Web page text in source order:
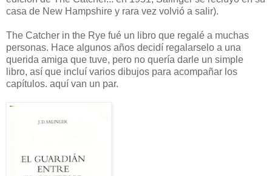
casa de New Hampshire y rara vez volvió a salir).
The Catcher in the Rye fué un libro que regalé a muchas
personas. Hace algunos años decidí regalarselo a una
querida amiga que tuve, pero no quería darle un simple
libro, así que incluí varios dibujos para acompañar los
capítulos. aquí van un par.